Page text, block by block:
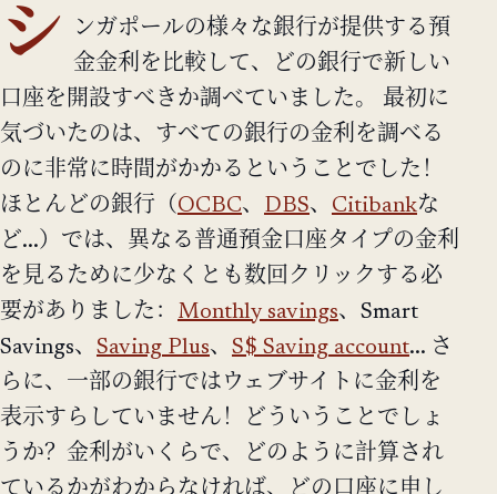
シ
ンガポールの様々な銀行が提供する預
金金利を比較して、どの銀行で新しい
口座を開設すべきか調べていました。 最初に
気づいたのは、すべての銀行の金利を調べる
のに非常に時間がかかるということでした！
ほとんどの銀行（OCBC、 DBS、 Citibankな
ど...）では、異なる普通預金口座タイプの金利
を見るために少なくとも数回クリックする必
要がありました： Monthly savings、Smart
Savings、 Saving Plus、 S$ Saving account... さ
らに、一部の銀行ではウェブサイトに金利を
表示すらしていません！どういうことでしょ
うか？金利がいくらで、どのように計算され